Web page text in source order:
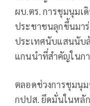
ผบ.ตร. การชุมนุมเ
ประชาชนลุกขึ้นมา
ประเทศนับแสนนับ
แกนนำที่สำคัญในก
ตลอดช่วงการชุมนุ
กปปส. ยึดมั่นในหลั